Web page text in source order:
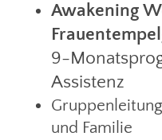
Awakening
9-
Assistenz
und Familie